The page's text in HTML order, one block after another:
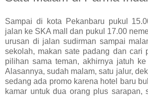
Sampai di kota Pekanbaru pukul
jalan ke SKA mall dan pukul 17.00
urusan di jalan sudirman sampai
sekolah, makan sate padang dan cari
pilihan sama teman, akhirnya jatuh
Alasannya, sudah malam, satu jalur,
sedang ada promo karena hotel baru
kamar untuk dua orang plus sarapan,